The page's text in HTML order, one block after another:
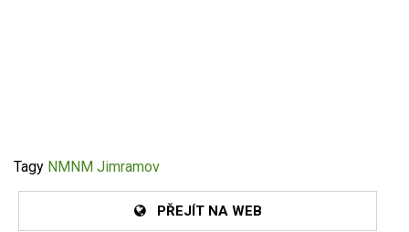
Tagy NMNM Jimramov
PŘEJÍT NA WEB